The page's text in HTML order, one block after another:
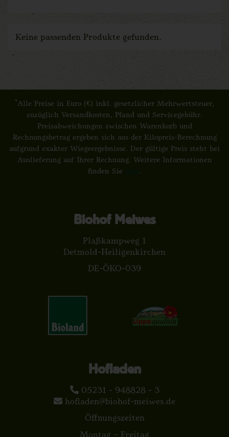
Keine passenden Produkte gefunden.
*Alle Preise in Euro (€) inkl. gesetzlicher Mehrwertsteuer,
zuzüglich Versandkosten, Pfand und Servicegebühr.
Preisabweichungen zwischen Warenkorb und
Rechnungsbetrag ergeben sich aus der Kilopreis-Berechnung
aufgrund exakter Wiegeergebnisse. Der gültige Preis steht bei
Auslieferung auf Ihrer Rechnung. Weitere Informationen
finden Sie
.
Biohof Meiwes
Plaßkampweg 1
Detmold-Heiligenkirchen
DE-ÖKO-039
Hofladen
05231 - 948828 - 3
hofladen@biohof-meiwes.de
Öffnungszeiten
Montag – Freitag